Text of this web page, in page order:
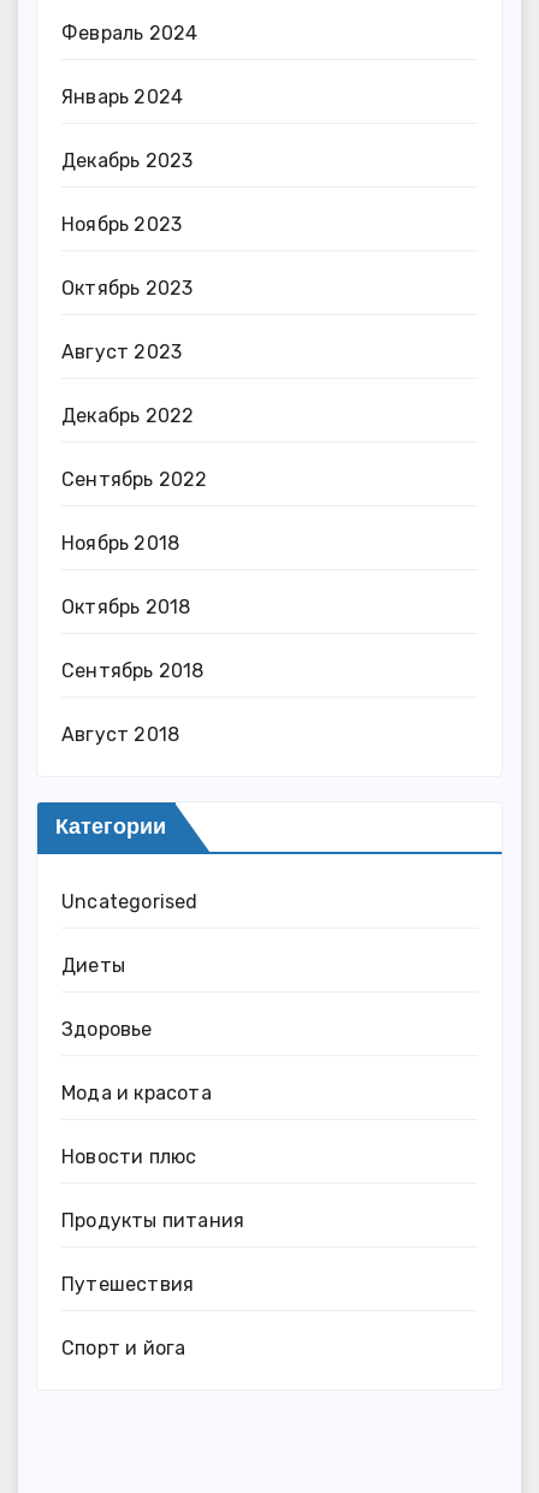
Февраль 2024
Январь 2024
Декабрь 2023
Ноябрь 2023
Октябрь 2023
Август 2023
Декабрь 2022
Сентябрь 2022
Ноябрь 2018
Октябрь 2018
Сентябрь 2018
Август 2018
Категории
Uncategorised
Диеты
Здоровье
Мода и красота
Новости плюс
Продукты питания
Путешествия
Спорт и йога